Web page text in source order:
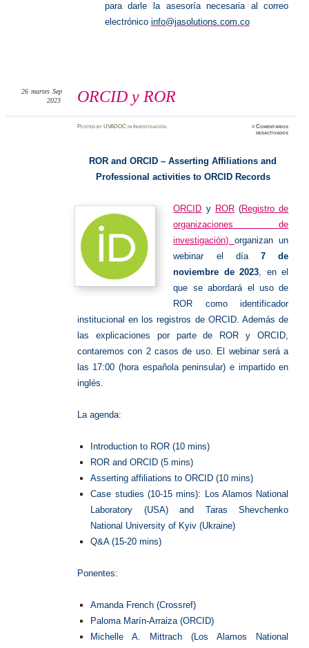
para darle la asesoría necesaria al correo
electrónico info@jasolutions.com.co
ORCID y ROR
26 martes Sep
2023
PostedbyUVADOC in Investigación ≈Comentarios
desactivadosen
ROR and ORCID – Asserting Affiliations and
Professional activities to ORCID Records
ORCID y ROR(Registro de
organizaciones de
investigación) organizan un
webinar el día7 de
noviembre de 2023, en el
que se abordará el uso de
ROR como identificador
institucional en los registros de ORCID. Además de
las explicaciones por parte de ROR y ORCID,
contaremos con 2 casos de uso. El webinar será a
las 17:00 (hora española peninsular) e impartido en
inglés.
La agenda:
Introduction to ROR (10 mins)
ROR and ORCID (5 mins)
Asserting affiliations to ORCID (10 mins)
Case studies (10-15 mins): Los Alamos National
Laboratory (USA) and Taras Shevchenko
National University of Kyiv (Ukraine)
Q&A (15-20 mins)
Ponentes:
Amanda French (Crossref)
Paloma Marín-Arraiza (ORCID)
Michelle A. Mittrach (Los Alamos National